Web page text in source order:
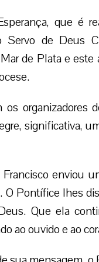
que é
Servo de Deus
de Plata e
os organizadores
significativa,
enviou
O Pontífice lhes
Que ela
ao ouvido e ao